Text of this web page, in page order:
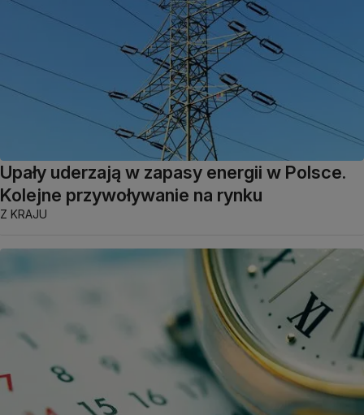
Upały uderzają w zapasy energii w Polsce.
Kolejne przywoływanie na rynku
Z KRAJU